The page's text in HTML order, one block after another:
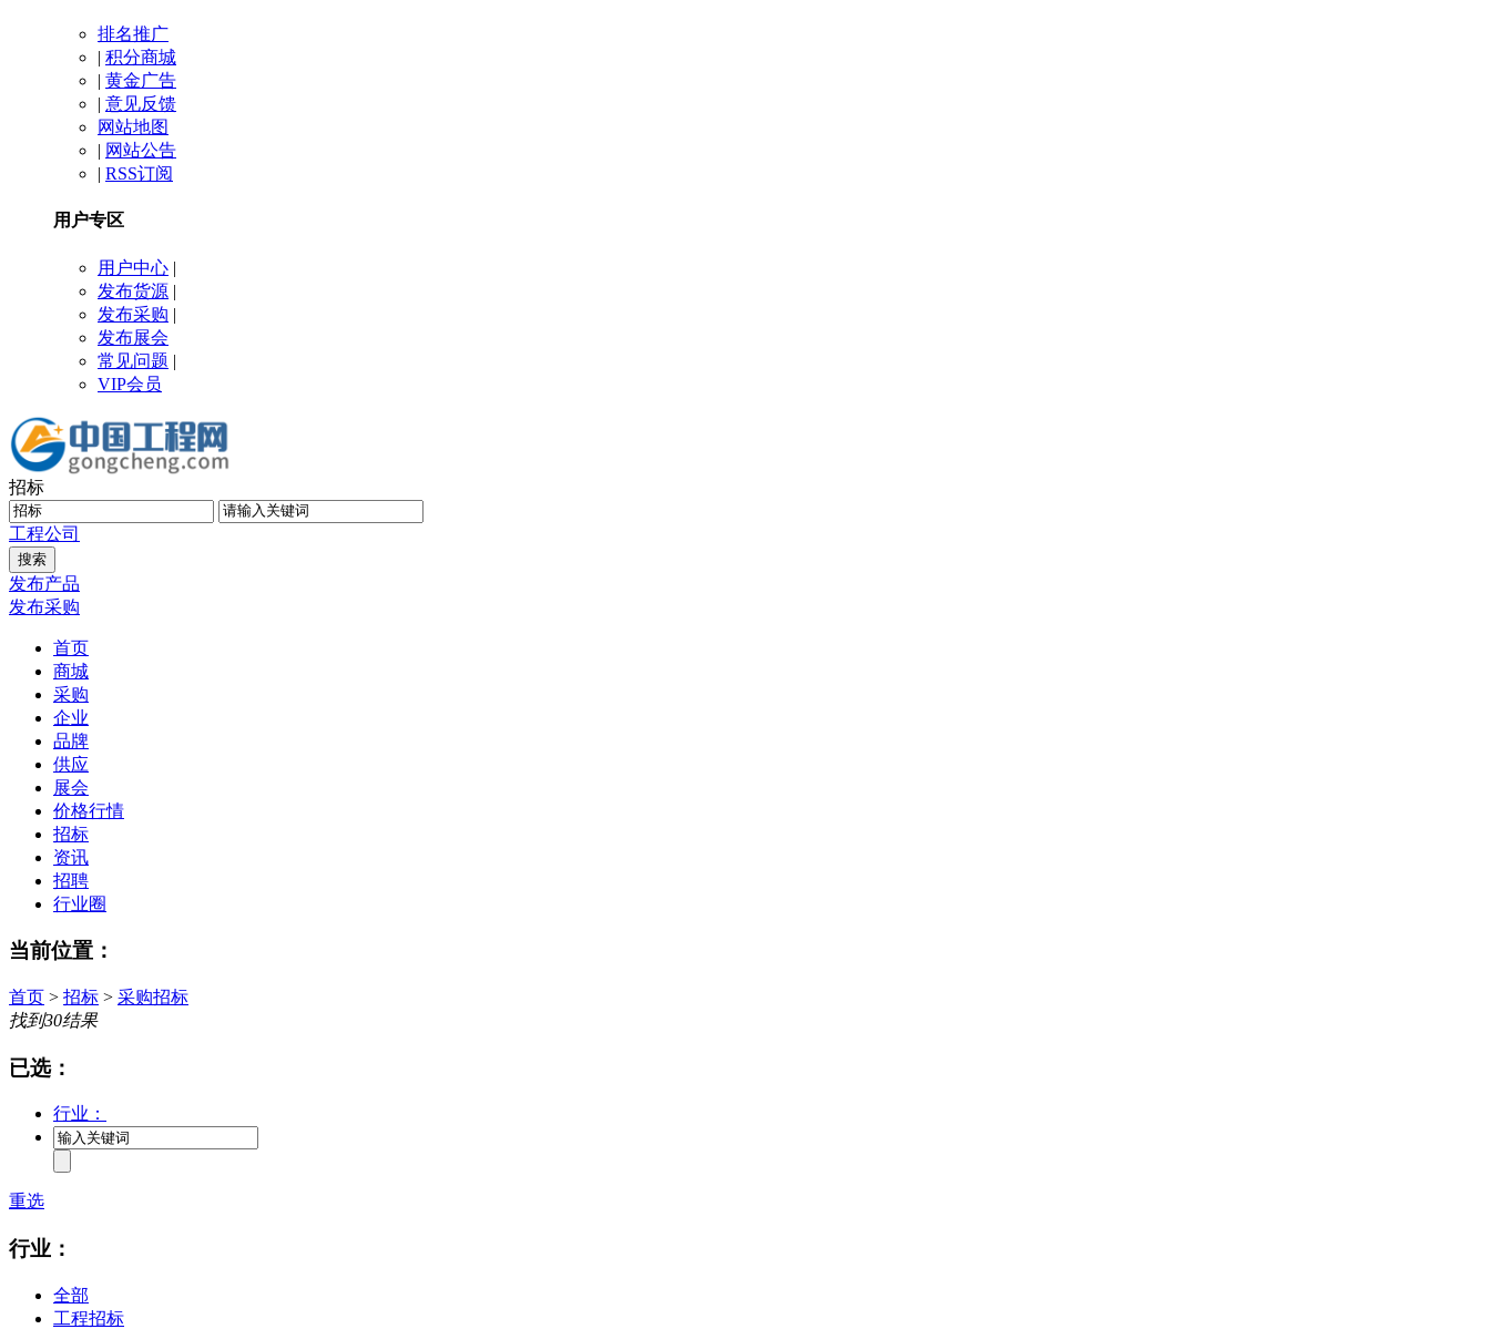
排名推广
| 积分商城
| 黄金广告
| 意见反馈
网站地图
| 网站公告
| RSS订阅
用户专区
用户中心 |
发布货源 |
发布采购 |
发布展会
常见问题 |
VIP会员
招标
工程公司
发布产品
发布采购
首页
商城
采购
企业
品牌
供应
展会
价格行情
招标
资讯
招聘
行业圈
当前位置：
首页 > 招标 > 采购招标
找到30结果
已选：
行业：
重选
行业：
全部
工程招标